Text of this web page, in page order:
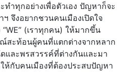
ำทุกอย่างเพื่อตัวเอง ปัญหาก็จะ
จึงอยากชวนคนเมืองเปิดใจ
(เราทุกคน) ให้มากขึ้น
สะท้อนผู้คนที่แตกต่างจากหลาก
และพรสวรรค์ที่ต่างกันและมา
ห้กับคนเมืองที่ต้องประสบปัญหา